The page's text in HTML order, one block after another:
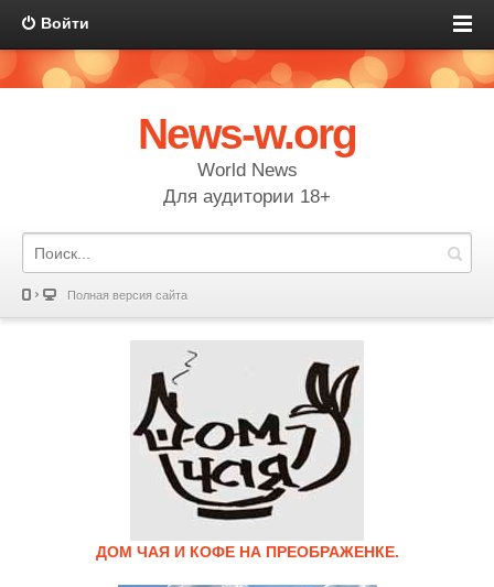
Войти
News-w.org
World News
Для аудитории 18+
Полная версия сайта
ДОМ ЧАЯ И КОФЕ НА ПРЕОБРАЖЕНКЕ.